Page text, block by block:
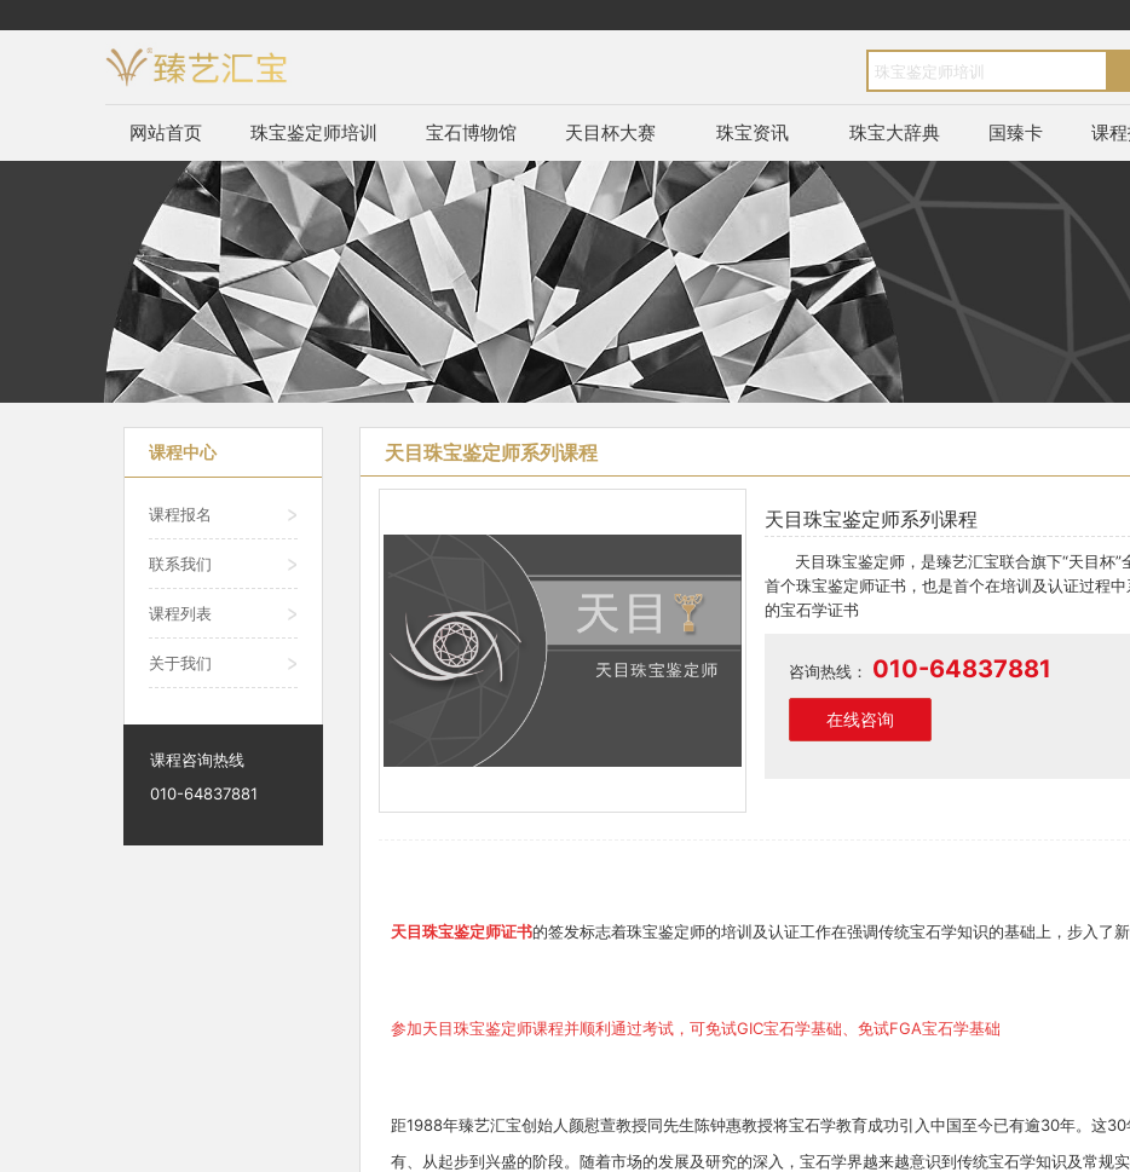
网站首页 珠宝鉴定师培训 宝石博物馆 天目杯大赛 珠宝资讯 珠宝大辞典 国臻卡 课
课程中心
课程报名
联系我们
课程列表
关于我们
课程咨询热线
010-64837881
天目珠宝鉴定师系列课程
天目珠宝鉴定师系列课程
天目珠宝鉴定师，是臻艺汇宝联合旗下“天目杯
首个珠宝鉴定师证书，也是首个在培训及认证过程
的宝石学证书
咨询热线： 010-64837881
在线咨询
天目珠宝鉴定师证书的签发标志着珠宝鉴定师的培训及认证工作在强调传统宝石学知识的基础上，步入了新
参加天目珠宝鉴定师课程并顺利通过考试，可免试GIC宝石学基础、免试FGA宝石学基础
距1988年臻艺汇宝创始人颜慰萱教授同先生陈钟惠教授将宝石学教育成功引入中国至今已有逾30年。这
有、从起步到兴盛的阶段。随着市场的发展及研究的深入，宝石学界越来越意识到传统宝石学知识及常规